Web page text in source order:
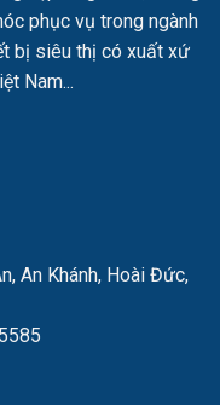
phục vụ trong ngành
bị siêu thị có xuất xứ
Nam...
An Khánh, Hoài Đức,